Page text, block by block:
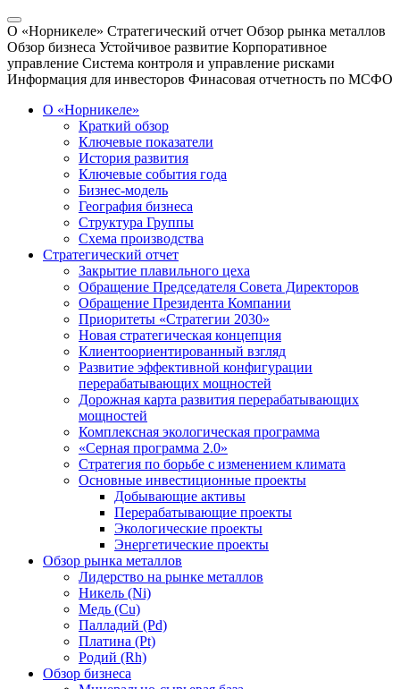
О «Норникеле» Стратегический отчет Обзор рынка металлов
Обзор бизнеса Устойчивое развитие Корпоративное
управление Система контроля и управление рисками
Информация для инвесторов Финасовая отчетность по МСФО
О «Норникеле»
Краткий обзор
Ключевые показатели
История развития
Ключевые события года
Бизнес-модель
География бизнеса
Структура Группы
Схема производства
Стратегический отчет
Закрытие плавильного цеха
Обращение Председателя Совета Директоров
Обращение Президента Компании
Приоритеты «Стратегии 2030»
Новая стратегическая концепция
Клиентоориентированный взгляд
Развитие эффективной конфигурации
перерабатывающих мощностей
Дорожная карта развития перерабатывающих
мощностей
Комплексная экологическая программа
«Серная программа 2.0»
Стратегия по борьбе с изменением климата
Основные инвестиционные проекты
Добывающие активы
Перерабатывающие проекты
Экологические проекты
Энергетические проекты
Обзор рынка металлов
Лидерство на рынке металлов
Никель (Ni)
Медь (Cu)
Палладий (Pd)
Платина (Pt)
Родий (Rh)
Обзор бизнеса